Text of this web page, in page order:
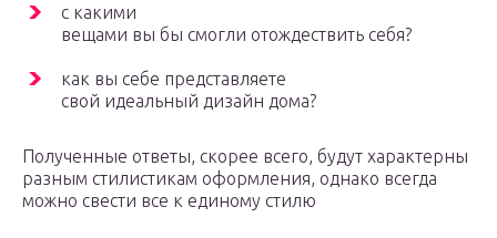
с какими
вещами вы бы смогли отождествить себя?
как вы себе представляете
свой идеальный дизайн дома?
Полученные ответы, скорее всего, будут характерны
разным стилистикам оформления, однако всегда
можно свести все к единому стилю